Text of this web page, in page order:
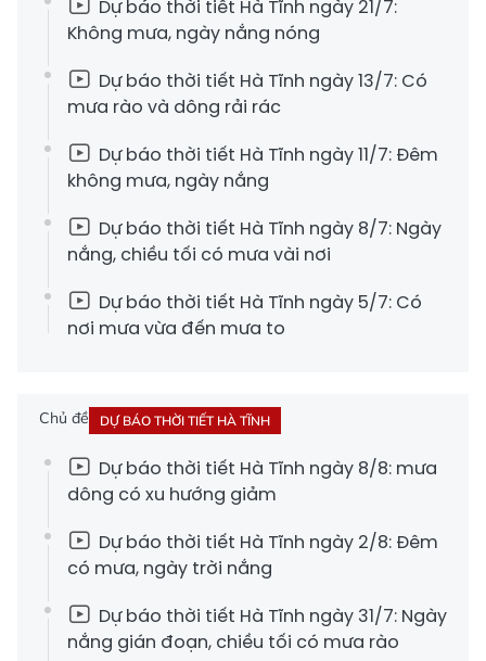
Dự báo thời tiết Hà Tĩnh ngày 21/7:
Không mưa, ngày nắng nóng
Dự báo thời tiết Hà Tĩnh ngày 13/7: Có
mưa rào và dông rải rác
Dự báo thời tiết Hà Tĩnh ngày 11/7: Đêm
không mưa, ngày nắng
Dự báo thời tiết Hà Tĩnh ngày 8/7: Ngày
nắng, chiều tối có mưa vài nơi
Dự báo thời tiết Hà Tĩnh ngày 5/7: Có
nơi mưa vừa đến mưa to
Chủ đề DỰ BÁO THỜI TIẾT HÀ TĨNH
Dự báo thời tiết Hà Tĩnh ngày 8/8: mưa
dông có xu hướng giảm
Dự báo thời tiết Hà Tĩnh ngày 2/8: Đêm
có mưa, ngày trời nắng
Dự báo thời tiết Hà Tĩnh ngày 31/7: Ngày
nắng gián đoạn, chiều tối có mưa rào